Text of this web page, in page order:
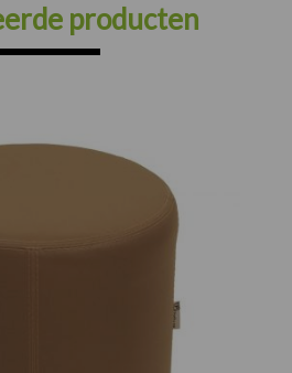
producten